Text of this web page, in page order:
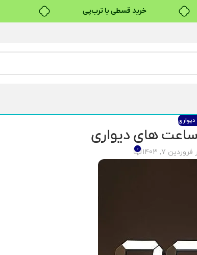
خرید قسطی با ترب‌پی
بدون ضامن، بدون سود
خرید قسطی با ترب‌پی
های دیواری
7, 1403
0